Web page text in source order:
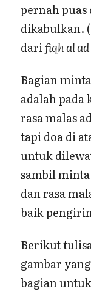
pernah puas
dikabulkan.
darifiqh al
Bagian
adalah pada
rasa malas
tapi doa di
untuk
sambil
dan rasa
baik
Berikut
gambar
bagian